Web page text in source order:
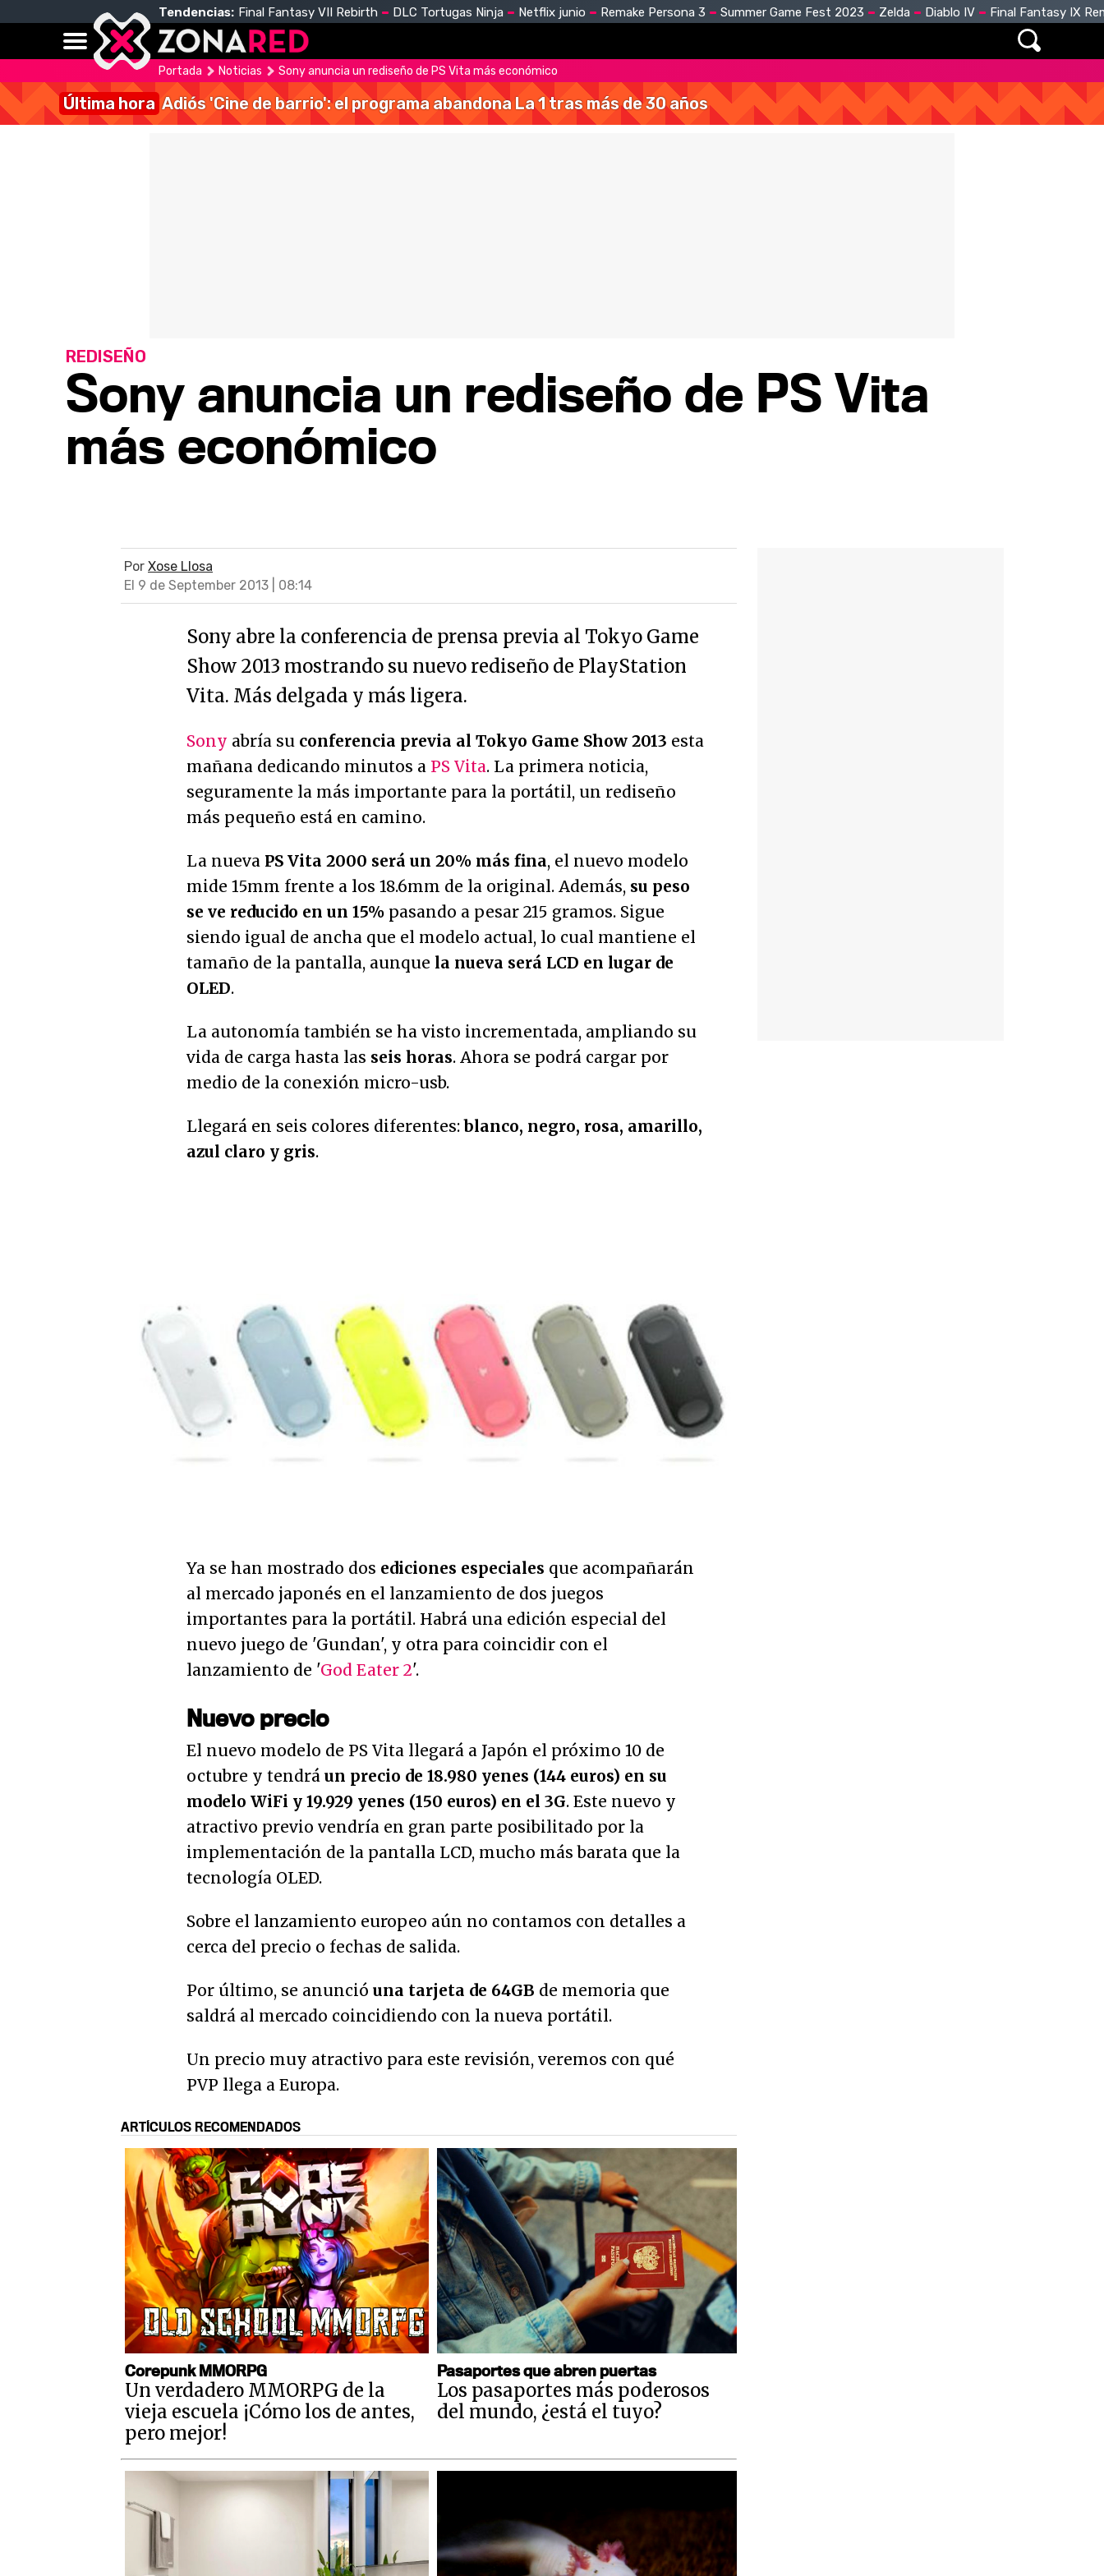
Tendencias: Final Fantasy VII Rebirth DLC Tortugas Ninja Netflix junio Remake Persona 3 Summer Game Fest 2023 Zelda Diablo IV Final Fantasy IX
Portada Noticias Sony anuncia un rediseño de PS Vita más económico
Última hora Adiós 'Cine de barrio': el programa abandona La 1 tras más de 30 años
Sony anuncia un rediseño de PS Vita
más económico
REDISEÑO
Por Xose Llosa
El 9 de September 2013 | 08:14
Sony abre la conferencia de prensa previa al Tokyo Game
Show 2013 mostrando su nuevo rediseño de PlayStation
Vita. Más delgada y más ligera.
Sony abría su conferencia previa al Tokyo Game Show 2013 esta
mañana dedicando minutos a PS Vita. La primera noticia,
seguramente la más importante para la portátil, un rediseño
más pequeño está en camino.
La nueva PS Vita 2000 será un 20% más fina, el nuevo modelo
mide 15mm frente a los 18.6mm de la original. Además, su peso
se ve reducido en un 15% pasando a pesar 215 gramos. Sigue
siendo igual de ancha que el modelo actual, lo cual mantiene el
tamaño de la pantalla, aunque la nueva será LCD en lugar de
OLED.
La autonomía también se ha visto incrementada, ampliando su
vida de carga hasta las seis horas. Ahora se podrá cargar por
medio de la conexión micro-usb.
Llegará en seis colores diferentes:blanco, negro, rosa, amarillo,
azul claro y gris.
Ya se han mostrado dos ediciones especiales que acompañarán
al mercado japonés en el lanzamiento de dos juegos
importantes para la portátil. Habrá una edición especial del
nuevo juego de 'Gundan', y otra para coincidir con el
lanzamiento de 'God Eater 2'.
Nuevo precio
El nuevo modelo de PS Vita llegará a Japón el próximo 10 de
octubre y tendrá un precio de 18.980 yenes (144 euros) en su
modelo WiFi y 19.929 yenes (150 euros) en el 3G. Este nuevo y
atractivo previo vendría en gran parte posibilitado por la
implementación de la pantalla LCD, mucho más barata que la
tecnología OLED.
Sobre el lanzamiento europeo aún no contamos con detalles a
cerca del precio o fechas de salida.
Por último, se anunció una tarjeta de 64GB de memoria que
saldrá al mercado coincidiendo con la nueva portátil.
Un precio muy atractivo para este revisión, veremos con qué
PVP llega a Europa.
ARTÍCULOS RECOMENDADOS
Corepunk MMORPG
Un verdadero MMORPG de la
vieja escuela ¡Cómo los de antes,
pero mejor!
Pasaportes que abren puertas
Los pasaportes más poderosos
del mundo, ¿está el tuyo?